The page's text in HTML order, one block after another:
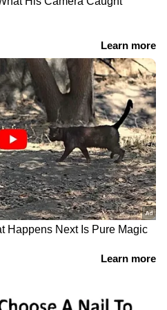
സാറിന്
ക്ലൈമാക്സ്
താരം ഫഹദ്
നന്ദി പറയുന്നു.
മറക്കില്ല"- പാർവതി
ഇങ്ങനെയായിരുന്നു.
മുതല്‍
വരെ; അറിയാം
ഗുണങ്ങള്‍...